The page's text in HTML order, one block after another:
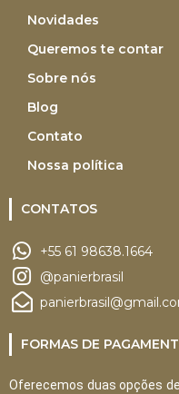
Novidades
Queremos te contar
Sobre nós
Blog
Contato
Nossa política
CONTATOS
+55 61 98638.1664
@panierbrasil
FORMAS DE
Oferecemos duas opções